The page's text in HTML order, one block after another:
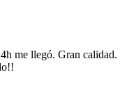
me llegó. Gran